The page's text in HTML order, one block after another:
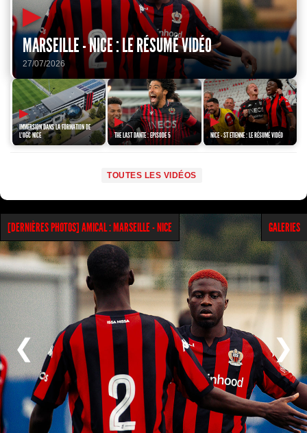
▶
MARSEILLE - NICE : LE RÉSUMÉ VIDÉO
27/07/2026
▶
IMMERSION DANS LA FORMATION DE
L'OGC NICE
▶
THE LAST DANTE : EPISODE 5
▶
NICE - ST ETIENNE : LE RÉSUMÉ VIDÉO
TOUTES LES VIDÉOS
[DERNIÈRES PHOTOS] AMICAL : MARSEILLE - NICE GALERIES
❮ ❯